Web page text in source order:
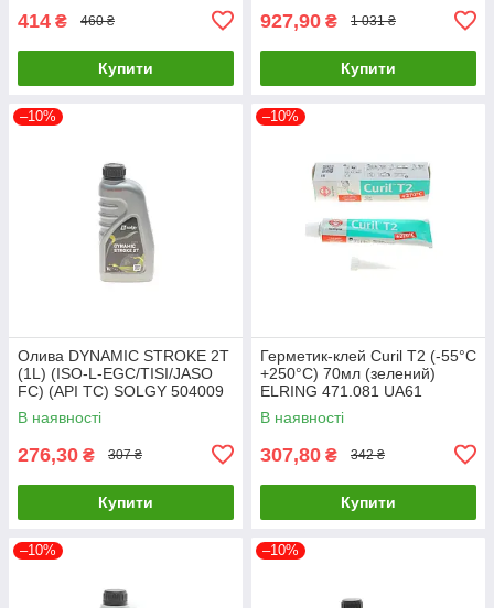
414 ₴ 460 ₴
Купити
927,90 ₴ 1 031 ₴
Купити
–10%
Олива DYNAMIC STROKE 2T
(1L) (ISO-L-EGC/TISI/JASO
FC) (API TC) SOLGY 504009
UA61
В наявності
276,30 ₴ 307 ₴
Купити
–10%
Герметик-клей Curil T2 (-55°C
+250°C) 70мл (зелений)
ELRING 471.081 UA61
В наявності
307,80 ₴ 342 ₴
Купити
–10% –10%